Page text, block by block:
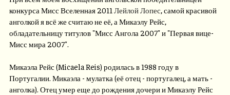
конкурса Мисс Вселенная 2011 Лейлой Лопес, самой красивой
анголкой я всё же считаю не её, а Микаэлу Рейс,
обладательницу титулов "Мисс Ангола 2007" и "Первая вице-
Мисс мира 2007".
Микаэла Рейс (Micaela Reis) родилась в 1988 году в
Португалии. Микаэла - мулатка (её отец - португалец, а мать -
анголка). Отец умер еще до рождения дочери и Микаэлу Рейс